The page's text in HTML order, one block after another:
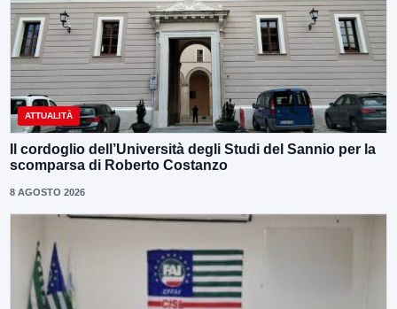
ATTUALITÀ
Il cordoglio dell’Università degli Studi del Sannio per la
scomparsa di Roberto Costanzo
8 AGOSTO 2026